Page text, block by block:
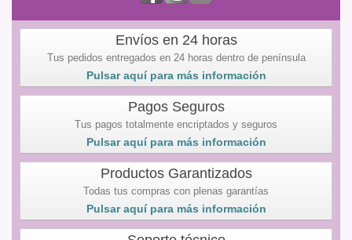
Envíos en 24 horas
Tus pedidos entregados en 24 horas dentro de península
Pulsar aquí para más información
Pagos Seguros
Tus pagos totalmente encriptados y seguros
Pulsar aquí para más información
Productos Garantizados
Todas tus compras con plenas garantías
Pulsar aquí para más información